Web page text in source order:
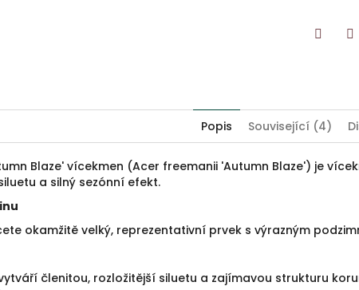
Popis Související (4)
Blaze' vícekmen (Acer freemanii 'Autumn Blaze') je
a silný sezónní efekt.
okamžitě velký, reprezentativní prvek s výrazným
členitou, rozložitější siluetu a zajímavou strukturu